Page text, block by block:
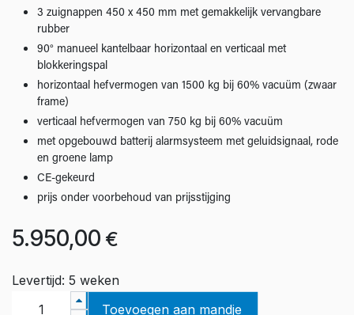
3 zuignappen 450 x 450 mm met gemakkelijk vervangbare
rubber
90° manueel kantelbaar horizontaal en verticaal met
blokkeringspal
horizontaal hefvermogen van 1500 kg bij 60% vacuüm (zwaar
frame)
verticaal hefvermogen van 750 kg bij 60% vacuüm
met opgebouwd batterij alarmsysteem met geluidsignaal, rode
en groene lamp
CE-gekeurd
prijs onder voorbehoud van prijsstijging
5.950,00 €
Levertijd: 5 weken
Toevoegen aan mandje